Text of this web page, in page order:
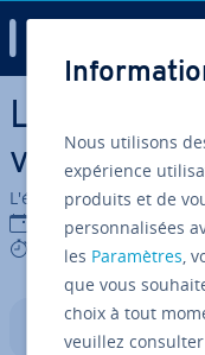
Aller au contenu principal
Le bon
vs. offline
L'équipe édi­to­riale
21/02/2023
9 mins
Nous utilisons
expérience
produits et de
personnalisées
les Paramètres,
que vous
choix à tout
veuillez